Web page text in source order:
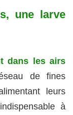
une larve
dans les airs
de fines
leurs
à